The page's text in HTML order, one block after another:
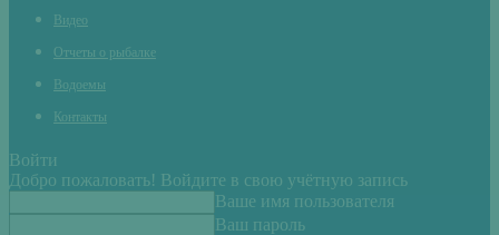
Видео
Отчеты о рыбалке
Водоемы
Контакты
Войти
Добро пожаловать! Войдите в свою учётную запись
Ваше имя пользователя
Ваш пароль